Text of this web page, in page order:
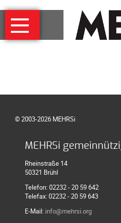
Navigation
überspringen
MEHRSi
Wer
Interview
und
Schirmherrschaft
Prominente
für
MEHRSi
Unterstützen
© 2003-2026 MEHRSi
MEHRSi
Rheinstraße 14
50321 Brühl
Telefon: 02232 - 20 59 642
Telefax: 02232 - 20 59 643
E-Mail: info@mehrsi.org